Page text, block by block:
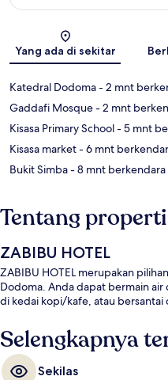
Yang ada di sekitar
Katedral Dodoma- 2 mnt
Gaddafi Mosque- 2 mnt
Kisasa Primary School- 5 mnt
Kisasa market- 6 mnt
Bukit Simba- 8 mnt berkendara
Tentang
ZABIBU HOTEL
ZABIBU HOTEL merupakan
Dodoma. Anda dapat bermain
di kedai kopi/kafe, atau
Selengkapnya
Sekilas